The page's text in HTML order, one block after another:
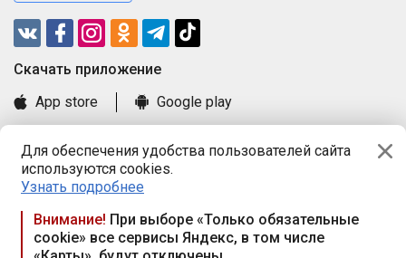
Для обеспечения удобства пользователей сайта
используются cookies.
Узнать подробнее
Внимание! При выборе «Только обязательные
cookie» все сервисы Яндекс, в том числе
Cкачать приложение
App store
Google play
Книга замечаний и предложений
Правила и документы
Praca.by © 2000—2026, ООО «ПРАЦА БАЙ»
Республика Беларусь, 220114, г. Минск, пр-т Независимости
117а, пом. № 9.